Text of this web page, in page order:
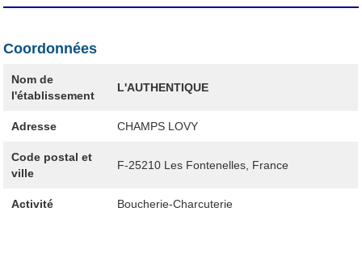
Coordonnées
Nom de
l'établissement
L'AUTHENTIQUE
Adresse CHAMPS LOVY
Code postal et
ville
F-25210 Les Fontenelles, France
Activité Boucherie-Charcuterie